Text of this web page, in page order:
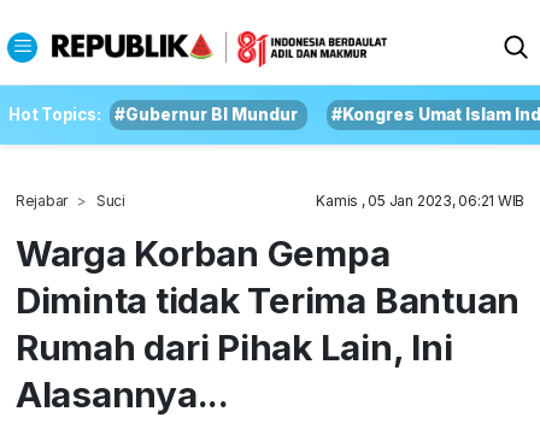
Hot Topics: #Gubernur BI Mundur #Kongres Umat Islam
Rejabar Suci Kamis , 05 Jan 2023, 06:21 WIB
Warga Korban Gempa
Diminta tidak Terima Bantuan
Rumah dari Pihak Lain, Ini
Alasannya...